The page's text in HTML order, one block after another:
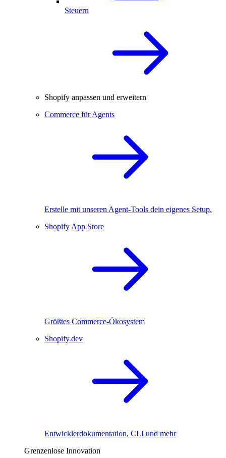
Steuern
Shopify anpassen und erweitern
Commerce für Agents
Erstelle mit unseren Agent-Tools dein eigenes Setup.
Shopify App Store
Größtes Commerce-Ökosystem
Shopify.dev
Entwicklerdokumentation, CLI und mehr
Grenzenlose Innovation